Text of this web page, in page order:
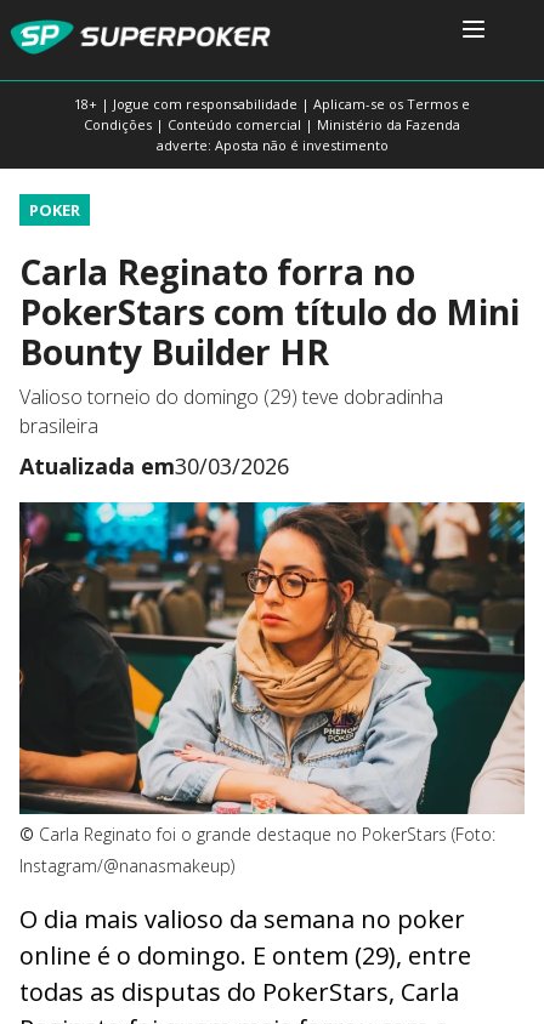
18+ | Jogue com responsabilidade | Aplicam-se os Termos e
Condições | Conteúdo comercial | Ministério da Fazenda
adverte: Aposta não é investimento
POKER
Carla Reginato forra no
PokerStars com título do Mini
Bounty Builder HR
Valioso torneio do domingo (29) teve dobradinha
brasileira
Atualizada em30/03/2026
© Carla Reginato foi o grande destaque no PokerStars (Foto:
Instagram/@nanasmakeup)
O dia mais valioso da semana no poker
online é o domingo. E ontem (29), entre
todas as disputas do PokerStars, Carla